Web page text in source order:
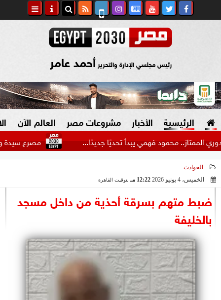
رئيس مجلسي الإدارة والتحرير أحمد عامر
الرئيسية الأخبار
السياسة
الرئاسة
البرلمان
الوزارات
الأحزاب
دين وفتاوى
مشروعات مصر
صنع في مصر
العالم الآن
مصرع سيدة وإصابة 22 شخصا في حادث مرورع بالطريق الدولي... محمود فهمي يبدأ تحديًا جديدًا...
الحوادث
الخميس، 4 يونيو 2026
12:22 مـ بتوقيت القاهرة
ضبط متهم بسرقة أحذية من داخل مسجد
بالخليفة